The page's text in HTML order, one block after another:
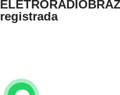
registrada
Av. Francisco Matarazzo, nº 891,